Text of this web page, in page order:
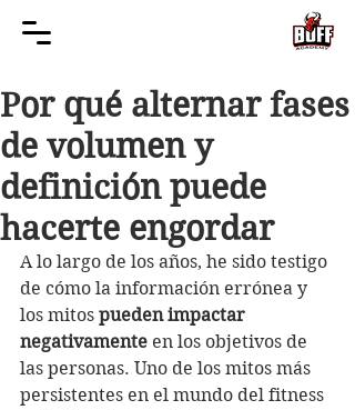
Por qué alternar fases
de volumen y
definición puede
hacerte engordar
A lo largo de los años, he sido testigo
de cómo la información errónea y
los mitos pueden impactar
negativamente en los objetivos de
las personas. Uno de los mitos más
persistentes en el mundo del fitness